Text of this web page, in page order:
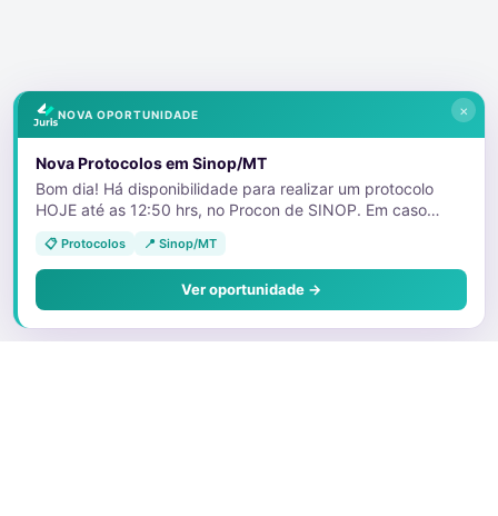
×
NOVA OPORTUNIDADE
Nova Protocolos em Sinop/MT
Bom dia! Há disponibilidade para realizar um protocolo
HOJE até as 12:50 hrs, no Procon de SINOP. Em caso
📋 Protocolos 📍 Sinop/MT
Ver oportunidade →